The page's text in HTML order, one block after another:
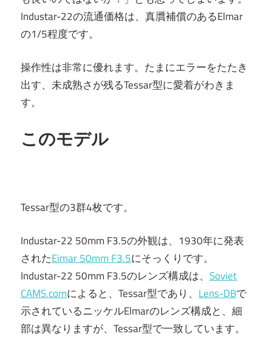
Industar-22の流通価格は、真贋補償のあるElmar
の1/5程度です。
操作性は非常に優れます。たまにエラーをたたき
出す、未成熟さが残るTessar型に愛着がわきま
す。
このモデル
Tessar型の3群4枚です。
Industar-22 50mm F3.5の外観は、1930年に発表
されたEimar 50mm F3.5にそっくりです。
Industar-22 50mm F3.5のレンズ構成は、 Soviet
CAMS.comによると、Tessar型であり、 Lens-DBで
示されているニッケルElmarのレンズ構成と、細
部は異なりますが、Tessar型で一致しています。